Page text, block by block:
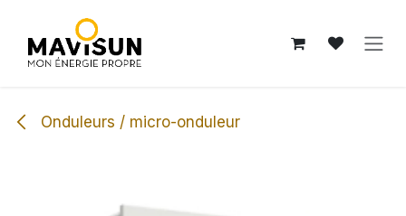
Onduleurs / micro-onduleur